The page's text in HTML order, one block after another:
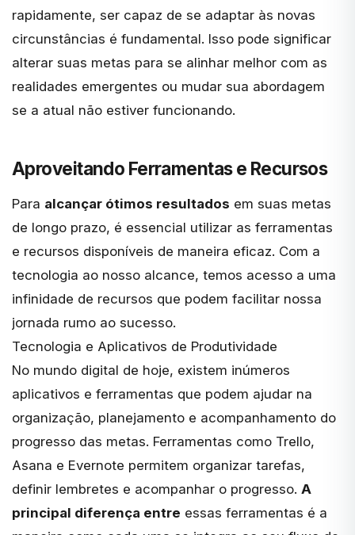
rapidamente, ser capaz de se adaptar às novas
circunstâncias é fundamental. Isso pode significar
alterar suas metas para se alinhar melhor com as
realidades emergentes ou mudar sua abordagem
se a atual não estiver funcionando.
Aproveitando Ferramentas e Recursos
Para alcançar ótimos resultados em suas metas
de longo prazo, é essencial utilizar as ferramentas
e recursos disponíveis de maneira eficaz. Com a
tecnologia ao nosso alcance, temos acesso a uma
infinidade de recursos que podem facilitar nossa
jornada rumo ao sucesso.
Tecnologia e Aplicativos de Produtividade
No mundo digital de hoje, existem inúmeros
aplicativos e ferramentas que podem ajudar na
organização, planejamento e acompanhamento do
progresso das metas. Ferramentas como Trello,
Asana e Evernote permitem organizar tarefas,
definir lembretes e acompanhar o progresso. A
principal diferença entre essas ferramentas é a